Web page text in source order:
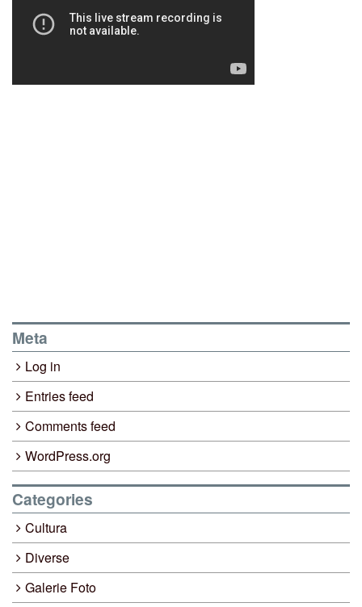
Meta
Log in
Entries feed
Comments feed
WordPress.org
Categories
Cultura
Diverse
Galerie Foto